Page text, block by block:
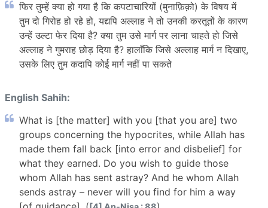
फिर तुम्हें क्या हो गया है कि कपटाचारियों (मुनाफ़िक़ो) के विषय में
तुम दो गिरोह हो रहे हो, यद्यपि अल्लाह ने तो उनकी करतूतों के कारण
उन्हें उल्टा फेर दिया है? क्या तुम उसे मार्ग पर लाना चाहते हो जिसे
अल्लाह ने गुमराह छोड़ दिया है? हालाँकि जिसे अल्लाह मार्ग न दिखाए,
उसके लिए तुम कदापि कोई मार्ग नहीं पा सकते
English Sahih:
What is [the matter] with you [that you are] two
groups concerning the hypocrites, while Allah has
made them fall back [into error and disbelief] for
what they earned. Do you wish to guide those
whom Allah has sent astray? And he whom Allah
sends astray – never will you find for him a way